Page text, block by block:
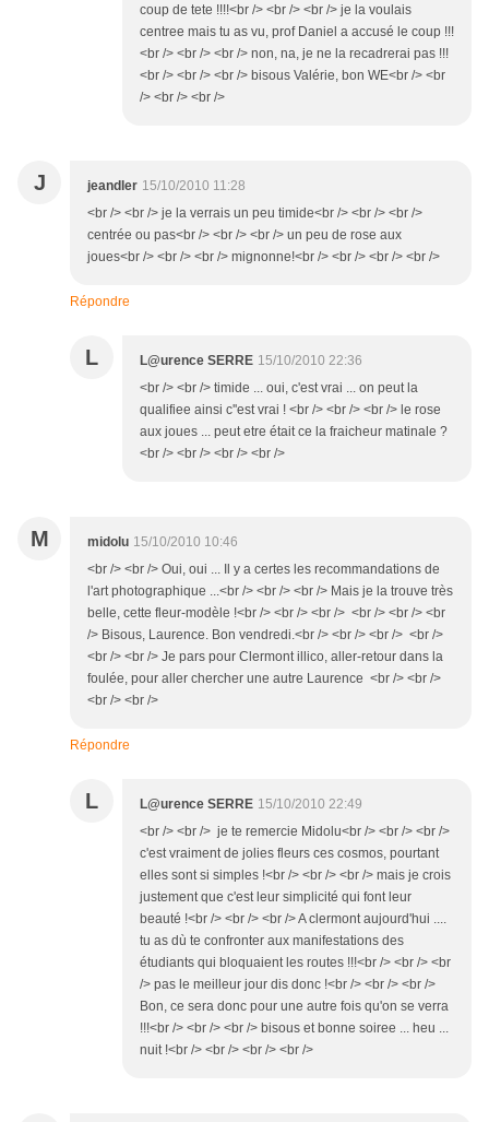
coup de tete !!!!<br /> <br /> <br /> je la voulais
centree mais tu as vu, prof Daniel a accusé le coup !!!
<br /> <br /> <br /> non, na, je ne la recadrerai pas !!!
<br /> <br /> <br /> bisous Valérie, bon WE<br /> <br
/> <br /> <br />
J jeandler 15/10/2010 11:28
<br /> <br /> je la verrais un peu timide<br /> <br /> <br />
centrée ou pas<br /> <br /> <br /> un peu de rose aux
joues<br /> <br /> <br /> mignonne!<br /> <br /> <br /> <br />
Répondre
L L@urence SERRE 15/10/2010 22:36
<br /> <br /> timide ... oui, c'est vrai ... on peut la
qualifiee ainsi c''est vrai ! <br /> <br /> <br /> le rose
aux joues ... peut etre était ce la fraicheur matinale ?
<br /> <br /> <br /> <br />
M midolu 15/10/2010 10:46
<br /> <br /> Oui, oui ... Il y a certes les recommandations de
l'art photographique ...<br /> <br /> <br /> Mais je la trouve très
belle, cette fleur-modèle !<br /> <br /> <br /> <br /> <br /> <br
/> Bisous, Laurence. Bon vendredi.<br /> <br /> <br /> <br />
<br /> <br /> Je pars pour Clermont illico, aller-retour dans la
foulée, pour aller chercher une autre Laurence <br /> <br />
<br /> <br />
Répondre
L L@urence SERRE 15/10/2010 22:49
<br /> <br /> je te remercie Midolu<br /> <br /> <br />
c'est vraiment de jolies fleurs ces cosmos, pourtant
elles sont si simples !<br /> <br /> <br /> mais je crois
justement que c'est leur simplicité qui font leur
beauté !<br /> <br /> <br /> A clermont aujourd'hui ....
tu as dù te confronter aux manifestations des
étudiants qui bloquaient les routes !!!<br /> <br /> <br
/> pas le meilleur jour dis donc !<br /> <br /> <br />
Bon, ce sera donc pour une autre fois qu'on se verra
!!!<br /> <br /> <br /> bisous et bonne soiree ... heu ...
nuit !<br /> <br /> <br /> <br />